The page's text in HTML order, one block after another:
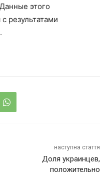
этого
результатами
наступна стаття
Доля украинцев,
положительно